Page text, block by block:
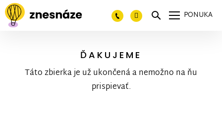
PONUKA
ĎAKUJEME
Táto zbierka je už ukončená a nemožno na ňu
prispievať.